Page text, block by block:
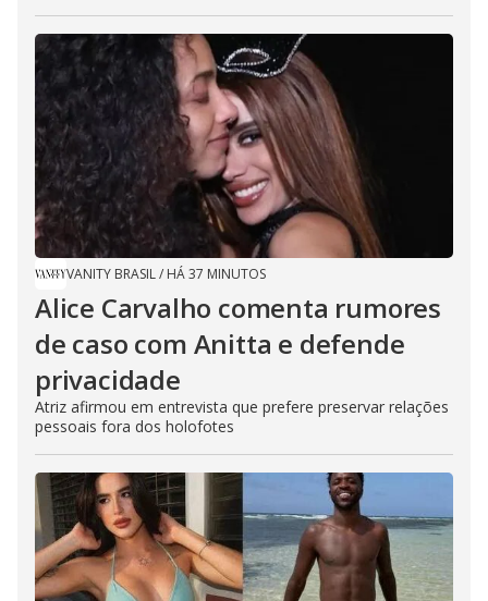
VANITY BRASIL/ HÁ 37 MINUTOS
Alice Carvalho comenta rumores
de caso com Anitta e defende
privacidade
Atriz afirmou em entrevista que prefere preservar relações
pessoais fora dos holofotes